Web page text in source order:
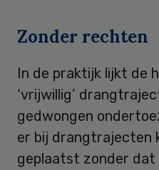
Zonder rechten
In de praktijk lijkt de
‘vrijwillig’
gedwongen
er bij drangtrajecten
geplaatst zonder